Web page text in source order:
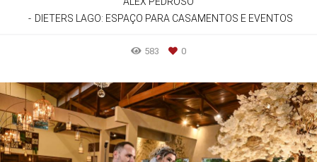
DIETERS LAGO: ESPAÇO PARA CASAMENTOS E EVENTOS
583 0